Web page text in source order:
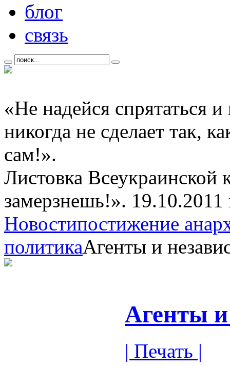
блог
связь
«Не надейся спрятаться
никогда не сделает так,
сам!».
Листовка Всеукраинской
замерзнешь!». 19.10.2011
Новостипостижение
политикаАгенты и
Агенты и
| Печать |